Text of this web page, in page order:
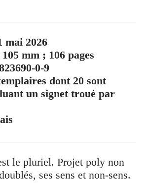
mai 2026
mm ; 106 pages
0-9
dont 20 sont
un signet troué par
le pluriel. Projet poly non
ses sens et non-sens.